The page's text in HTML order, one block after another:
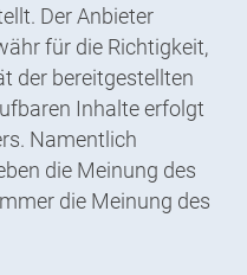
Der Anbieter
für die Richtigkeit,
der bereitgestellten
Inhalte erfolgt
Namentlich
die Meinung des
die Meinung des